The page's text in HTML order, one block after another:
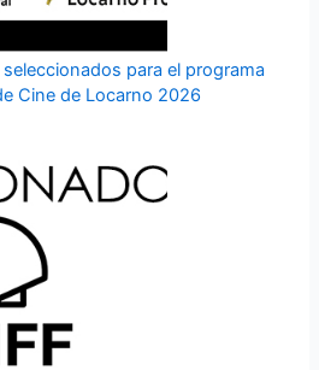
para el programa
Cine de Locarno 2026